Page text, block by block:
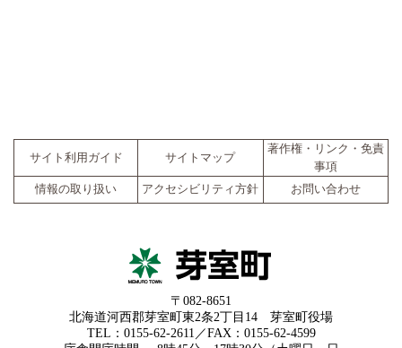
サイト利用ガイド サイトマップ
著作権・リンク・免責
事項
情報の取り扱い
アクセシビリティ方針 お問い合わせ
〒082-8651
北海道河西郡芽室町東2条2丁目14 芽室町役場
TEL：0155-62-2611／FAX：0155-62-4599